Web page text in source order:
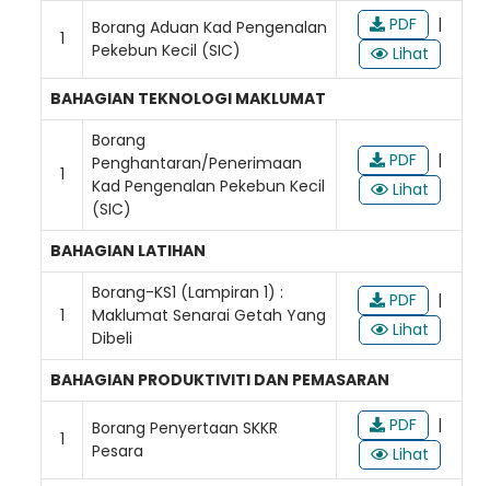
1
Borang Aduan Kad Pengenalan
Pekebun Kecil (SIC)
PDF
|
Lihat
BAHAGIAN TEKNOLOGI MAKLUMAT
1
Borang
Penghantaran/Penerimaan
Kad Pengenalan Pekebun Kecil
(SIC)
PDF
|
Lihat
BAHAGIAN LATIHAN
1
Borang-KS1 (Lampiran 1) :
Maklumat Senarai Getah Yang
Dibeli
PDF
|
Lihat
BAHAGIAN PRODUKTIVITI DAN PEMASARAN
1
Borang Penyertaan SKKR
Pesara
PDF
|
Lihat